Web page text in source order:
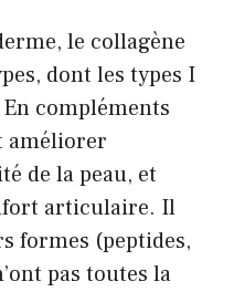
le collagène
dont les types I
compléments
améliorer
de la peau, et
articulaire. Il
formes (peptides,
pas toutes la